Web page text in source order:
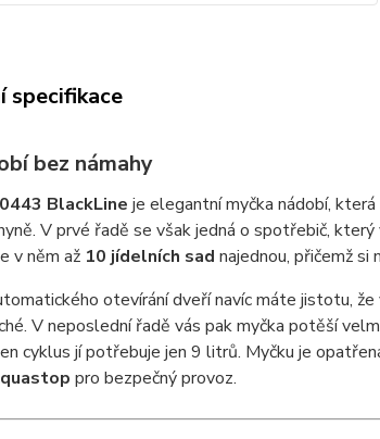
specifikace
bez námahy
BlackLine je elegantní myčka nádobí,
V prvé řadě se však jedná o spotřebič,
v něm až 10 jídelních sad najednou, přičemž
otevírání dveří navíc máte jistotu,
V neposlední řadě vás pak myčka potěší
cyklus jí potřebuje jen 9 litrů. Myčku je
pro bezpečný provoz.